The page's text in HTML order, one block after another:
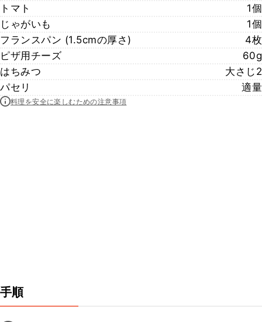
トマト
1個
じゃがいも
1個
フランスパン (1.5cmの厚さ)
4枚
ピザ用チーズ
60g
はちみつ
大さじ2
パセリ
適量
料理を安全に楽しむための注意事項
手順